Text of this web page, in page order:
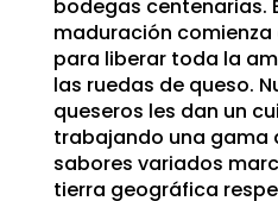
bodegas centenarias.
maduración
para liberar toda la
las ruedas de queso.
queseros les dan un
trabajando una gama
sabores variados
tierra geográfica